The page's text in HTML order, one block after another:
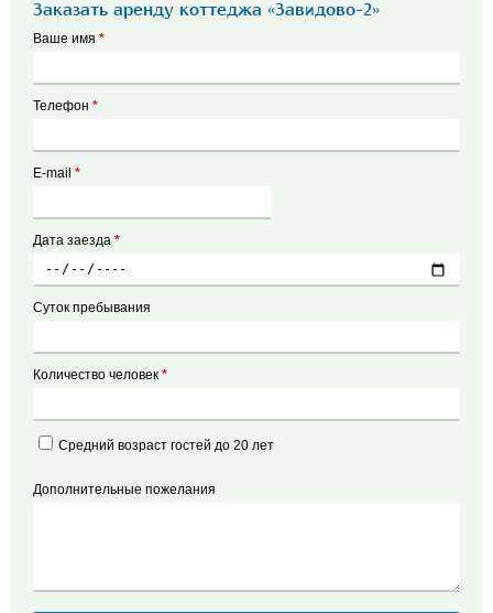
Заказать аренду коттеджа «Завидово-2»
Ваше имя *
Телефон *
E-mail *
Дата заезда *
Суток пребывания
Количество человек *
Средний возраст гостей до 20 лет
Дополнительные пожелания